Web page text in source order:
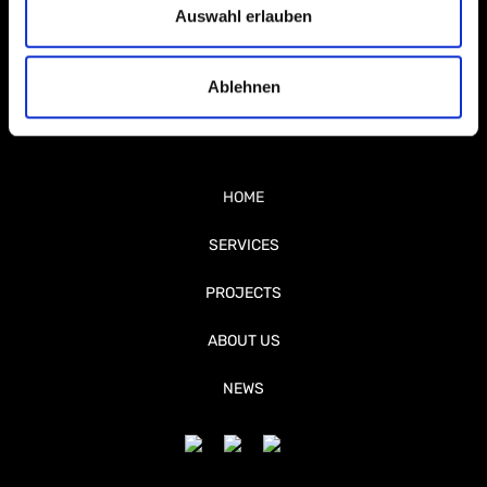
Auswahl erlauben
Ablehnen
HOME
SERVICES
PROJECTS
ABOUT US
NEWS